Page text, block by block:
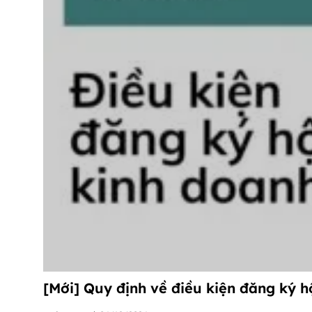
[Mới] Quy định về điều kiện đăng ký